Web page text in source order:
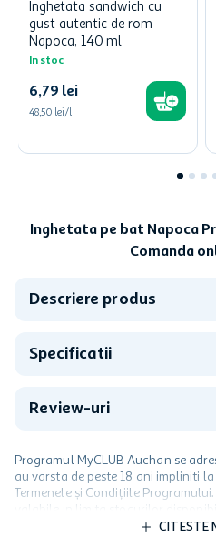
Inghetata sandwich cu
gust autentic de rom
Napoca, 140 ml
In stoc
6,79 lei
48,50 lei/l
Inghetata pe bat Napoca
Comanda
Descriere produs
Specificatii
Review-uri
Programul MyCLUB Auchan se
au varsta de peste 18 ani impliniti
Termenele și Condițiile
limita a 12 unitati / card client o
CITESTE